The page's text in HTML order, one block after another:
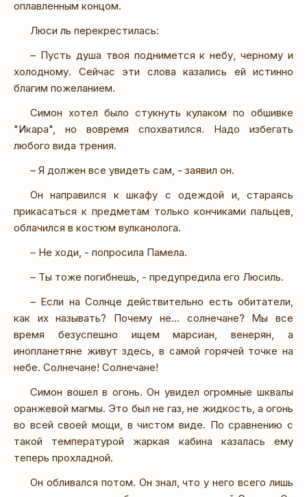
оплавленным концом.
Люси ль перекрестилась:
– Пусть душа твоя поднимется к небу, черному и
холодному. Сейчас эти слова казались ей истинно
благим пожеланием.
Симон хотел было стукнуть кулаком по обшивке
"Икара", но вовремя спохватился. Надо избегать
любого вида трения.
– Я должен все увидеть сам, - заявил он.
Он направился к шкафу с одеждой и, стараясь
прикасаться к предметам только кончиками пальцев,
облачился в костюм вулканолога.
– Не ходи, - попросила Памела.
– Ты тоже погибнешь, - предупредила его Люсиль.
– Если на Солнце действительно есть обитатели,
как их называть? Почему не... солнечане? Мы все
время безуспешно ищем марсиан, венерян, а
инопланетяне живут здесь, в самой горячей точке на
небе. Солнечане! Солнечане!
Симон вошел в огонь. Он увидел огромные шквалы
оранжевой магмы. Это был не газ, не жидкость, а огонь
во всей своей мощи, в чистом виде. По сравнению с
такой температурой жаркая кабина казалась ему
теперь прохладной.
Он обливался потом. Он знал, что у него всего лишь